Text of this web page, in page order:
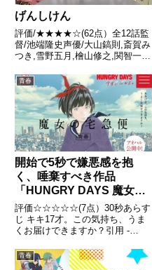
げんしけん
評価/★★★★☆(62点）全12話監
督/池端隆史声優/大山鎬則,斎賀み
つき,雪野五月,檜山修之,関智一ほ
こちら あらすじ「漫画・アニ
メ・ゲーム」への思いを分かち合
えるサークルへ入ろうと決意して
いた笹原。だが、見...
青春
開始で5秒で嫌悪感を抱
く、唾棄すべき作品
「HUNGRY DAYS 魔女の
宅急便 篇」レビュー
評価☆☆☆☆☆(7点）30秒あらす
じ キキ17才。この気持ち、うま
くお届けできますか？引用 -
青春